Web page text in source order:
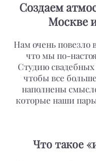
Создаем
Москве
Нам очень повезло
что мы по-
Студию
чтобы все
наполнены
которые наши
Что такое